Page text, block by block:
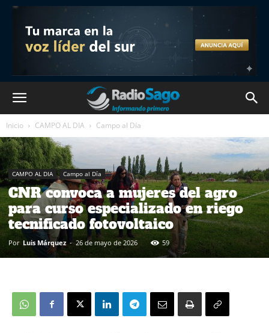
Inicio CAMPO AL DIA Campo al Día
CAMPO AL DIA Campo al Día
CNR convoca a mujeres del agro
para curso especializado en riego
tecnificado fotovoltaico
Por Luis Márquez - 26 de mayo de 2026 59